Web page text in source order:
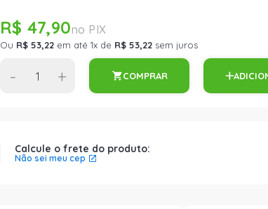
R$ 47,90
Ou R$ 53,22 em até 1x de R$ 53,22 sem juros
- + COMPRAR
Calcule o frete do produto:
Não sei meu cep